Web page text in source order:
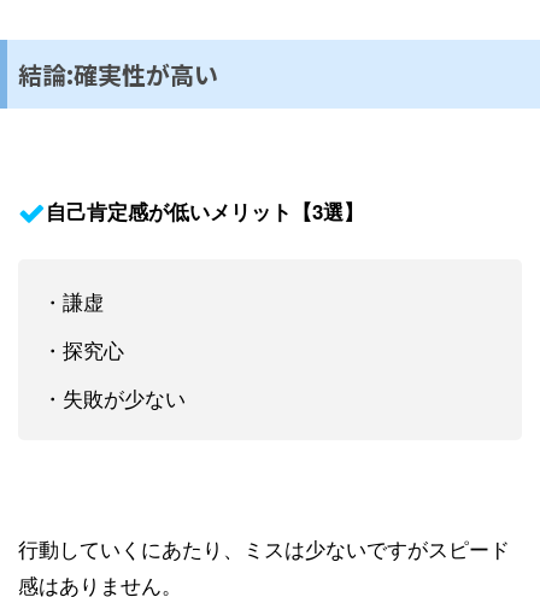
結論:確実性が高い
自己肯定感が低いメリット【3選】
・謙虚
・探究心
・失敗が少ない
行動していくにあたり、ミスは少ないですがスピード
感はありません。